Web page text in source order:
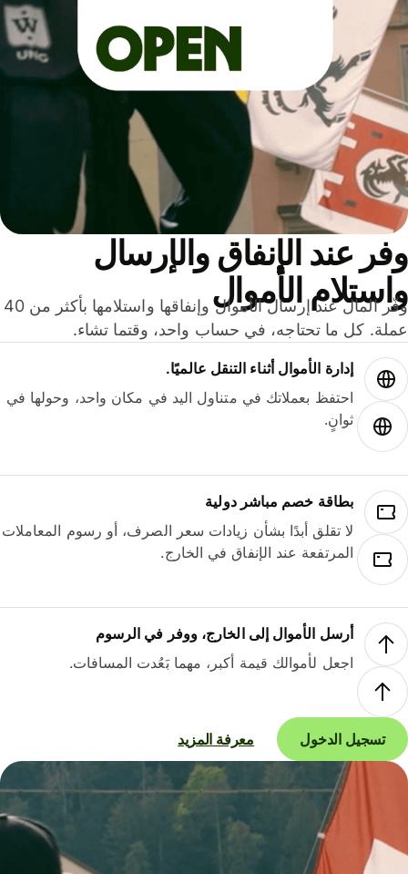
عند الإنفاق والإرسال
الأموال
وفّر المال عند إرسال الأموال وإنفاقها واستلامها بأكثر من 40
كل ما تحتاجه، في حساب واحد، وقتما تشاء.
إدارة الأموال أثناء التنقل عالميًا.
احتفظ بعملاتك في متناول اليد في مكان واحد، وحولها في
ثوانٍ.
بطاقة خصم مباشر دولية
لا تقلق أبدًا بشأن زيادات سعر الصرف، أو رسوم المعاملات
المرتفعة عند الإنفاق في الخارج.
أرسل الأموال إلى الخارج، ووفر في الرسوم
اجعل لأموالك قيمة أكبر، مهما بَعُدت المسافات.
تسجيل الدخول معرفة المزيد